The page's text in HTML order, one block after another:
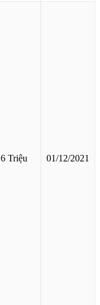
6 Triệu 01/12/2021